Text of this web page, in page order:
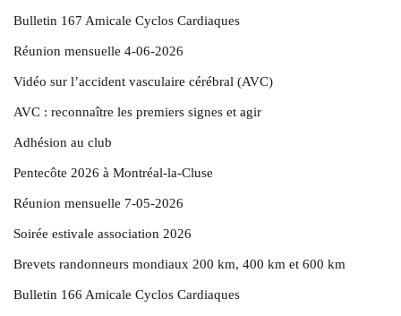
Bulletin 167 Amicale Cyclos Cardiaques
Réunion mensuelle 4-06-2026
Vidéo sur l’accident vasculaire cérébral (AVC)
AVC : reconnaître les premiers signes et agir
Adhésion au club
Pentecôte 2026 à Montréal-la-Cluse
Réunion mensuelle 7-05-2026
Soirée estivale association 2026
Brevets randonneurs mondiaux 200 km, 400 km et 600 km
Bulletin 166 Amicale Cyclos Cardiaques